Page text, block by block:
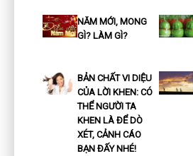
NĂM MỚI, MONG
GÌ? LÀM GÌ?
BẢN CHẤT VI DIỆU
CỦA LỜI KHEN: CÓ
THỂ NGƯỜI TA
KHEN LÀ ĐỂ DÒ
XÉT, CẢNH CÁO
BẠN ĐẤY NHÉ!